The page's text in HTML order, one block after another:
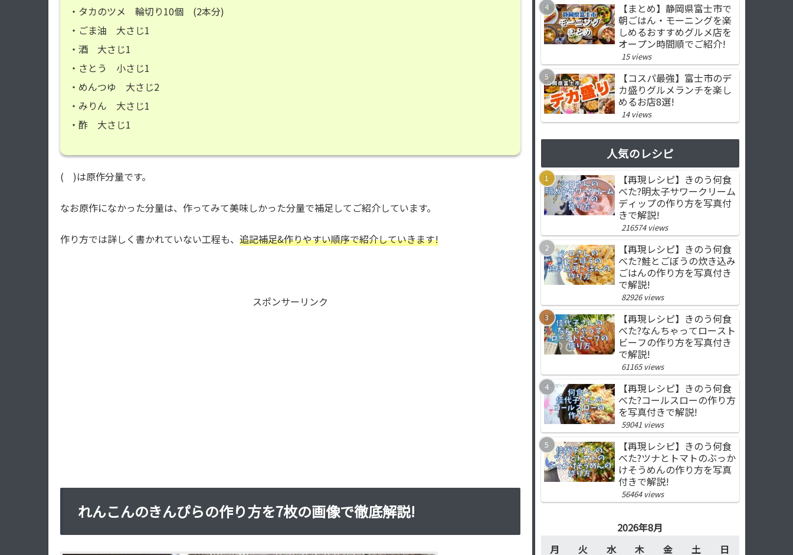
・タカのツメ 輪切り10個 (2本分)
・ごま油 大さじ1
・酒 大さじ1
・さとう 小さじ1
・めんつゆ 大さじ2
・みりん 大さじ1
・酢 大さじ1
( )は原作分量です。
なお原作になかった分量は、作ってみて美味しかった分量で補足してご紹介しています。
作り方では詳しく書かれていない工程も、 追記補足&作りやすい順序で紹介していきます!
スポンサーリンク
れんこんのきんぴらの作り方を7枚の画像で徹底解説!
【まとめ】静岡県富士市で
朝ごはん・モーニングを楽
しめるおすすめグルメ店を
オープン時間順でご紹介!
15 views
【コスパ最強】富士市のデ
カ盛りグルメランチを楽し
めるお店8選!
14 views
人気のレシピ
【再現レシピ】きのう何食
べた?明太子サワークリーム
ディップの作り方を写真付
きで解説!
216574 views
【再現レシピ】きのう何食
べた?鮭とごぼうの炊き込み
ごはんの作り方を写真付き
で解説!
82926 views
【再現レシピ】きのう何食
べた?なんちゃってロースト
ビーフの作り方を写真付き
で解説!
61165 views
【再現レシピ】きのう何食
べた?コールスローの作り方
を写真付きで解説!
59041 views
【再現レシピ】きのう何食
べた?ツナとトマトのぶっか
けそうめんの作り方を写真
付きで解説!
56464 views
2026年8月
月
火 水 木 金 土 日